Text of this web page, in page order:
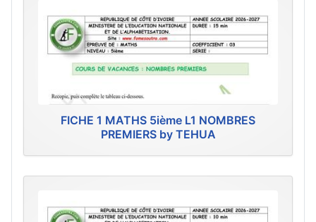
FICHE 1 MATHS 5ième L1 NOMBRES
PREMIERS by TEHUA